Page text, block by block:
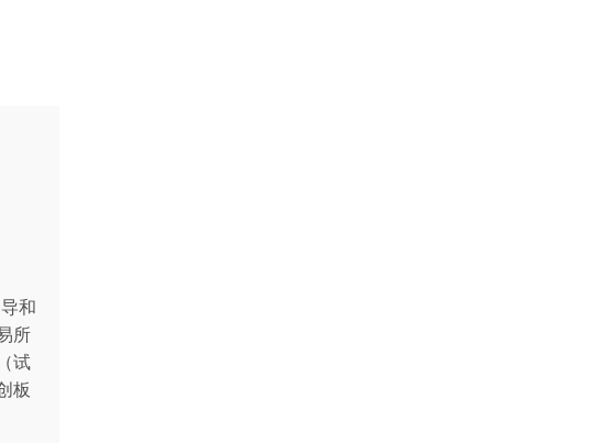
和
所
试
板